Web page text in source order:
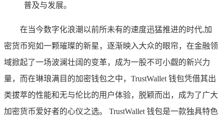
普及与发展。
在当今数字化浪潮以前所未有的速度迅猛推进的时代,加
密货币宛如一颗璀璨的新星，逐渐映入大众的眼帘，在金融领
域掀起了一场波澜壮阔的变革，成为一股不可小觑的新兴力
量，而在琳琅满目的加密钱包之中，TrustWallet 钱包凭借其出
类拔萃的性能和无与伦比的用户体验，脱颖而出，成为了广大
加密货币爱好者的心仪之选。 TrustWallet 钱包是一款独具特色